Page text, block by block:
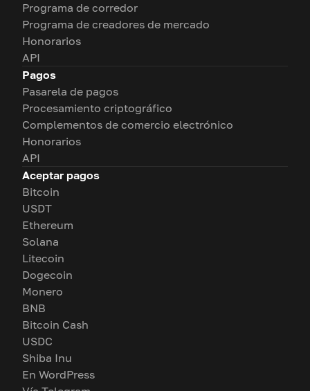
Programa de corredor
Programa de creadores de mercado
Honorarios
API
Pagos
Pasarela de pagos
Procesamiento criptográfico
Complementos de comercio electrónico
Honorarios
API
Aceptar pagos
Bitcoin
USDT
Ethereum
Solana
Litecoin
Dogecoin
Monero
BNB
Bitcoin Cash
USDC
Shiba Inu
En WordPress